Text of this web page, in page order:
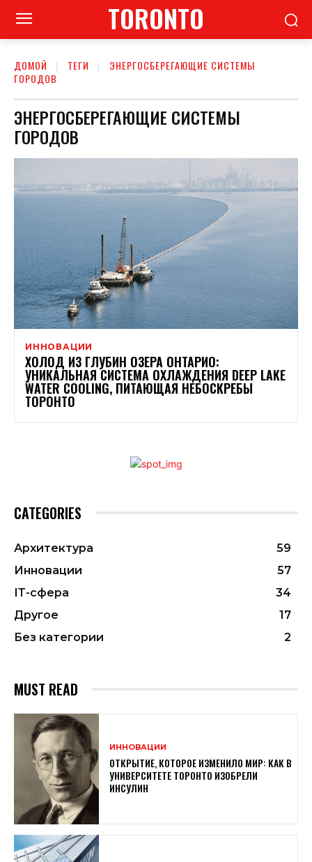
TORONTO
ДОМОЙ ТЕГИ
ЭНЕРГОСБЕРЕГАЮЩИЕ СИСТЕМЫ
ГОРОДОВ
ЭНЕРГОСБЕРЕГАЮЩИЕ СИСТЕМЫ
ГОРОДОВ
ИННОВАЦИИ
ХОЛОД ИЗ ГЛУБИН ОЗЕРА ОНТАРИО:
УНИКАЛЬНАЯ СИСТЕМА ОХЛАЖДЕНИЯ DEEP LAKE
WATER COOLING, ПИТАЮЩАЯ НЕБОСКРЕБЫ
ТОРОНТО
CATEGORIES
Архитектура
59
Инновации
57
ІТ-сфера
34
Другое
17
Без категории
2
MUST READ
ИННОВАЦИИ
ОТКРЫТИЕ, КОТОРОЕ ИЗМЕНИЛО МИР: КАК В
УНИВЕРСИТЕТЕ ТОРОНТО ИЗОБРЕЛИ
ИНСУЛИН